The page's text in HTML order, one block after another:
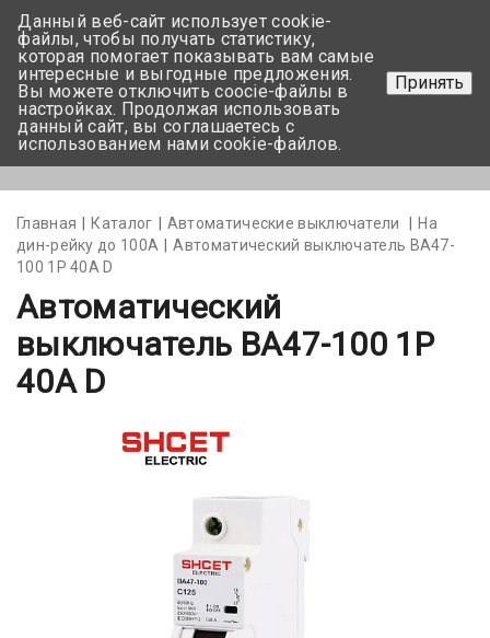
+375 17-350-99-56
+375 44-752-82-08
Задать вопрос
Главная Каталог Автоматические выключатели
На
дин-рейку до 100А
Автоматический выключатель ВА47-
100 1Р 40А D
Автоматический
выключатель ВА47-100 1Р
40А D
Данный веб-сайт использует cookie-
файлы, чтобы получать статистику,
которая помогает показывать вам самые
интересные и выгодные предложения.
Вы можете отключить coocie-файлы в
настройках. Продолжая использовать
данный сайт, вы соглашаетесь с
использованием нами cookie-файлов.
Принять